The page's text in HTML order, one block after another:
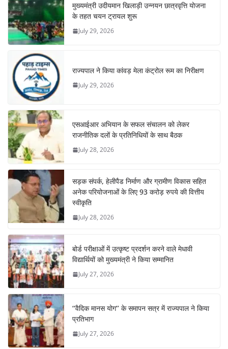
मुख्यमंत्री उदीयमान खिलाड़ी उन्नयन छात्रवृत्ति योजना
के तहत चयन ट्रायल शुरू
July 29, 2026
राज्यपाल ने किया कांवड़ मेला कंट्रोल रूम का निरीक्षण
July 29, 2026
एसआईआर अभियान के सफल संचालन को लेकर
राजनीतिक दलों के प्रतिनिधियों के साथ बैठक
July 28, 2026
सड़क संपर्क, हेलीपैड निर्माण और ग्रामीण विकास सहित
अनेक परियोजनाओं के लिए 93 करोड़ रुपये की वित्तीय
स्वीकृति
July 28, 2026
बोर्ड परीक्षाओं में उत्कृष्ट प्रदर्शन करने वाले मेधावी
विद्यार्थियों को मुख्यमंत्री ने किया सम्मानित
July 27, 2026
‘‘वैदिक मानस योग’’ के समापन सत्र में राज्यपाल ने किया
प्रतिभाग
July 27, 2026